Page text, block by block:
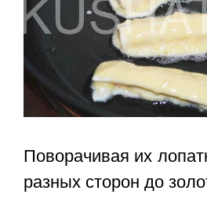
Поворачивая их
разных сторон до